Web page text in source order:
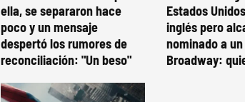
ella, se separaron hace
poco y un mensaje
despertó los rumores de
reconciliación: "Un beso"
Estados
inglés pero
nominado a
Broadway: